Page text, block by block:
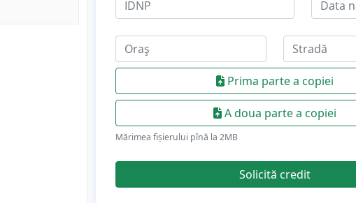
Prima parte a copiei
A doua parte a copiei
Mărimea fișierului pînă la 2МB
Solicită credit